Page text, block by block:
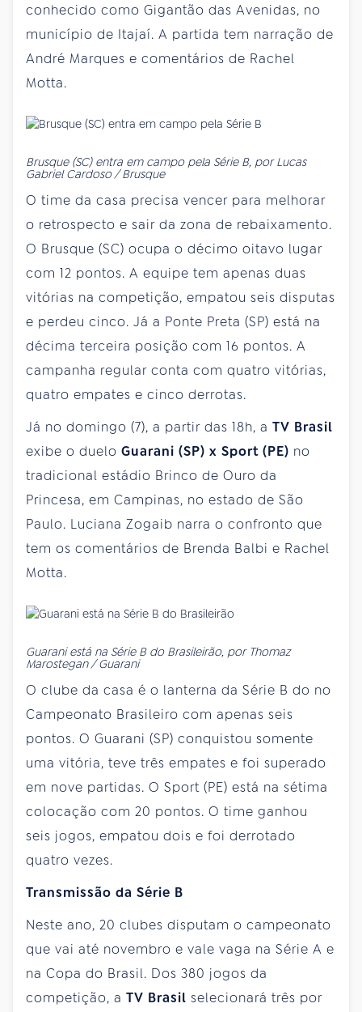
conhecido como Gigantão das Avenidas, no
município de Itajaí. A partida tem narração de
André Marques e comentários de Rachel
Motta.
Brusque (SC) entra em campo pela Série B, por Lucas
Gabriel Cardoso / Brusque
O time da casa precisa vencer para melhorar
o retrospecto e sair da zona de rebaixamento.
O Brusque (SC) ocupa o décimo oitavo lugar
com 12 pontos. A equipe tem apenas duas
vitórias na competição, empatou seis disputas
e perdeu cinco. Já a Ponte Preta (SP) está na
décima terceira posição com 16 pontos. A
campanha regular conta com quatro vitórias,
quatro empates e cinco derrotas.
Já no domingo (7), a partir das 18h, a TV Brasil
exibe o duelo Guarani (SP) x Sport (PE) no
tradicional estádio Brinco de Ouro da
Princesa, em Campinas, no estado de São
Paulo. Luciana Zogaib narra o confronto que
tem os comentários de Brenda Balbi e Rachel
Motta.
Guarani está na Série B do Brasileirão, por Thomaz
Marostegan / Guarani
O clube da casa é o lanterna da Série B do no
Campeonato Brasileiro com apenas seis
pontos. O Guarani (SP) conquistou somente
uma vitória, teve três empates e foi superado
em nove partidas. O Sport (PE) está na sétima
colocação com 20 pontos. O time ganhou
seis jogos, empatou dois e foi derrotado
quatro vezes.
Transmissão da Série B
Neste ano, 20 clubes disputam o campeonato
que vai até novembro e vale vaga na Série A e
na Copa do Brasil. Dos 380 jogos da
competição, a TV Brasil selecionará três por